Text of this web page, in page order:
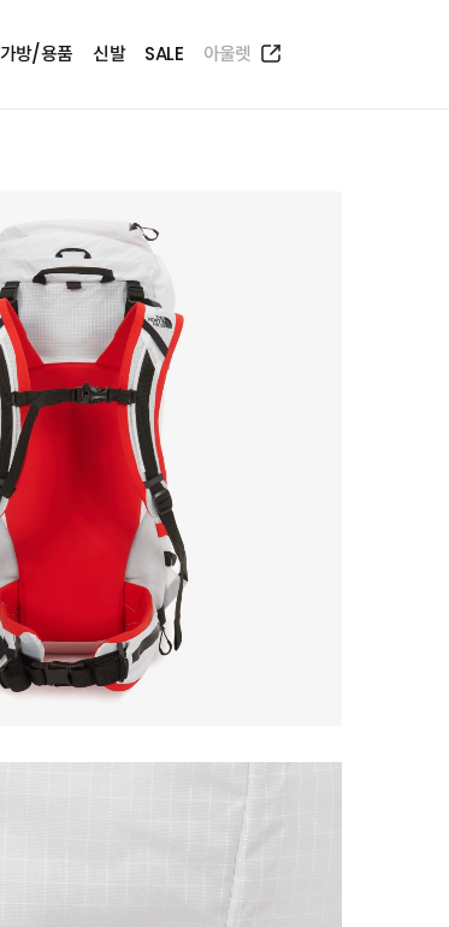
가방/용품 신발 SALE 아울렛